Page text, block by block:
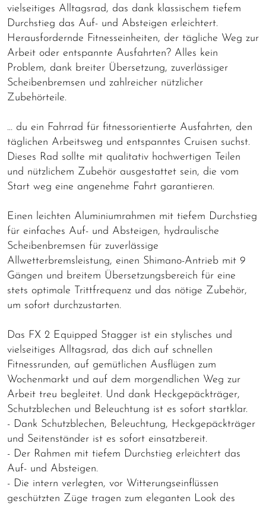
vielseitiges Alltagsrad, das dank klassischem tiefem
Durchstieg das Auf- und Absteigen erleichtert.
Herausfordernde Fitnesseinheiten, der tägliche Weg zur
Arbeit oder entspannte Ausfahrten? Alles kein
Problem, dank breiter Übersetzung, zuverlässiger
Scheibenbremsen und zahlreicher nützlicher
Zubehörteile.
… du ein Fahrrad für fitnessorientierte Ausfahrten, den
täglichen Arbeitsweg und entspanntes Cruisen suchst.
Dieses Rad sollte mit qualitativ hochwertigen Teilen
und nützlichem Zubehör ausgestattet sein, die vom
Start weg eine angenehme Fahrt garantieren.
Einen leichten Aluminiumrahmen mit tiefem Durchstieg
für einfaches Auf- und Absteigen, hydraulische
Scheibenbremsen für zuverlässige
Allwetterbremsleistung, einen Shimano-Antrieb mit 9
Gängen und breitem Übersetzungsbereich für eine
stets optimale Trittfrequenz und das nötige Zubehör,
um sofort durchzustarten.
Das FX 2 Equipped Stagger ist ein stylisches und
vielseitiges Alltagsrad, das dich auf schnellen
Fitnessrunden, auf gemütlichen Ausflügen zum
Wochenmarkt und auf dem morgendlichen Weg zur
Arbeit treu begleitet. Und dank Heckgepäckträger,
Schutzblechen und Beleuchtung ist es sofort startklar.
- Dank Schutzblechen, Beleuchtung, Heckgepäckträger
und Seitenständer ist es sofort einsatzbereit.
- Der Rahmen mit tiefem Durchstieg erleichtert das
Auf- und Absteigen.
- Die intern verlegten, vor Witterungseinflüssen
geschützten Züge tragen zum eleganten Look des